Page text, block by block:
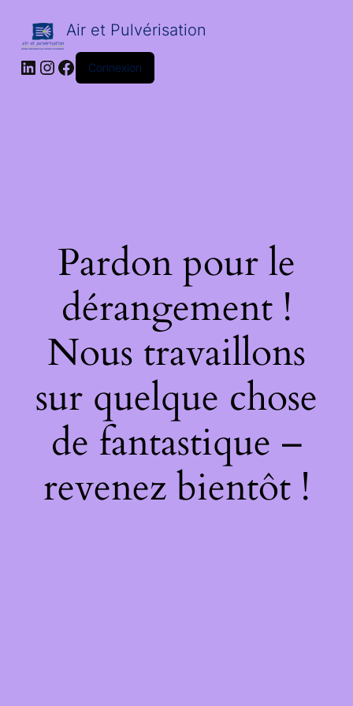
Air et Pulvérisation
LinkedIn
Instagram
Facebook
Connexion
Pardon pour le
dérangement !
Nous travaillons
sur quelque chose
de fantastique –
revenez bientôt !